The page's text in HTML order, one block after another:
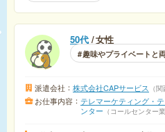
50代 女性
趣味やプライベートと
派遣会社 株式会社CAPサービス 関
お仕事内容
テレマーケティング・
ンター
コールセンター